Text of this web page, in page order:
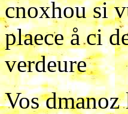
cnoxhou si
plaece å ci
verdeure
Vos